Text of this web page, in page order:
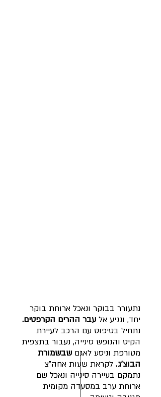
נתעורר בבוקר ונאכל ארוחת בוקר
יחד, ונגיע אל עבר ההרים הקרפטים.
נתחיל בטיפוס עם הרכב לעיירת
הקיט והנופש סינייה, נעבור בתצפית
מטורפת וניסע לאגם שבשמורת
הבוצ'ג. לקראת שעות אחה"צ
נתמקם בעיירה סינייה ונאכל שם
ארוחת ערב במסעדה מקומית